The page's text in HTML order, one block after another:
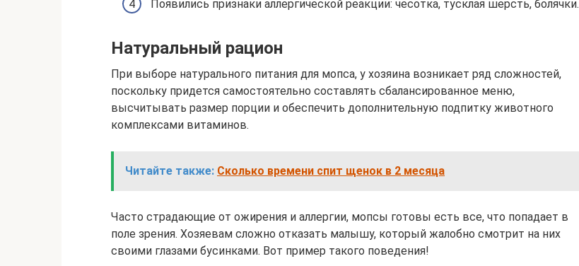
Появились признаки аллергической реакции: чесотка, тусклая шерсть, болячки.
Натуральный рацион
При выборе натурального питания для мопса, у хозяина возникает ряд сложностей,
поскольку придется самостоятельно составлять сбалансированное меню,
высчитывать размер порции и обеспечить дополнительную подпитку животного
комплексами витаминов.
Читайте также: Сколько времени спит щенок в 2 месяца
Часто страдающие от ожирения и аллергии, мопсы готовы есть все, что попадает в
поле зрения. Хозяевам сложно отказать малышу, который жалобно смотрит на них
своими глазами бусинками. Вот пример такого поведения!